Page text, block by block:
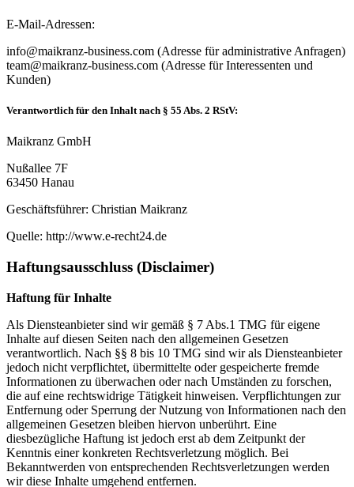
E-Mail-Adressen:
info@maikranz-business.com (Adresse für administrative Anfragen)
team@maikranz-business.com (Adresse für Interessenten und
Kunden)
Verantwortlich für den Inhalt nach § 55 Abs. 2 RStV:
Maikranz GmbH
Nußallee 7F
63450 Hanau
Geschäftsführer: Christian Maikranz
Quelle: http://www.e-recht24.de
Haftungsausschluss (Disclaimer)
Haftung für Inhalte
Als Diensteanbieter sind wir gemäß § 7 Abs.1 TMG für eigene
Inhalte auf diesen Seiten nach den allgemeinen Gesetzen
verantwortlich. Nach §§ 8 bis 10 TMG sind wir als Diensteanbieter
jedoch nicht verpflichtet, übermittelte oder gespeicherte fremde
Informationen zu überwachen oder nach Umständen zu forschen,
die auf eine rechtswidrige Tätigkeit hinweisen. Verpflichtungen zur
Entfernung oder Sperrung der Nutzung von Informationen nach den
allgemeinen Gesetzen bleiben hiervon unberührt. Eine
diesbezügliche Haftung ist jedoch erst ab dem Zeitpunkt der
Kenntnis einer konkreten Rechtsverletzung möglich. Bei
Bekanntwerden von entsprechenden Rechtsverletzungen werden
wir diese Inhalte umgehend entfernen.